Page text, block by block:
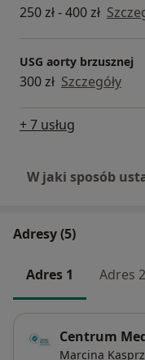
250 zł - 400 zł
USG aorty brzusznej
300 zł Szczegóły
+ 7 usług
W jaki sposób
Adresy (5)
Adres 1 Adres 2
Centrum
Marcina